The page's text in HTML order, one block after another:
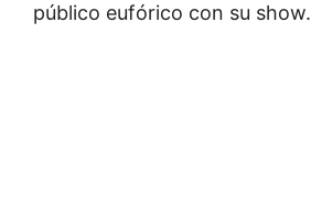
público eufórico con su show.